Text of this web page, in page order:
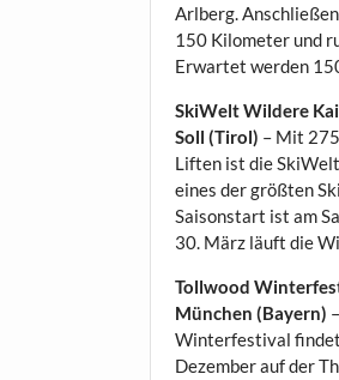
Arlberg.
150 Kilometer und
Erwartet werden
SkiWelt Wildere
Soll (Tirol) – Mit
Liften ist die
eines der größten
Saisonstart ist am
30. März läuft die
Tollwood
München (Bayern)
Winterfestival
Dezember auf der